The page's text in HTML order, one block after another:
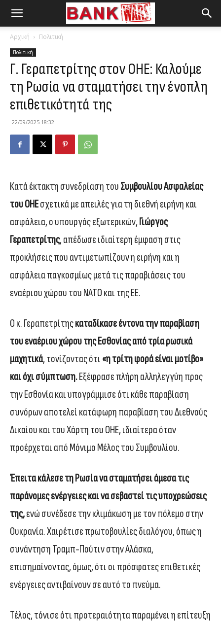
Αρχική Πολιτική
Πολιτική
Γ. Γεραπετρίτης στον ΟΗΕ: Καλούμε
τη Ρωσία να σταματήσει την ένοπλη
επιθετικότητά της
22/09/2025 18:32
Κατά έκτακτη συνεδρίαση του Συμβουλίου Ασφαλείας
του ΟΗΕσχετικά με απειλές για τη διεθνή ειρήνη και
ασφάλεια, ο υπουργός εξωτερικών, Γιώργος
Γεραπετρίτης, απέδωσε ιδιαίτερη έμφαση στις
προκλήσεις που αντιμετωπίζουν η ειρήνη και η
ασφάλεια παγκοσμίως μετά τις παραβιάσεις του
εναέριου χώρου του ΝΑΤΟ και της ΕΕ.
Ο κ. Γεραπετρίτηςκαταδίκασε έντονα τηνπαραβίαση
του εναέριου χώρου της Εσθονίαςαπό τρία ρωσικά
μαχητικά, τονίζοντας ότι «η τρίτη φορά είναι μοτίβο»
και όχι σύμπτωση.Εξέφρασε πλήρη αλληλεγγύη προς
την Εσθονία και υπογράμμισε ότι κάθε παραβίαση
συνόρων αποτελεί κατάφωρη παραβίαση του Διεθνούς
Δικαίου και του Χάρτη του ΟΗΕ, ιδιαίτερα όταν
προέρχεται από Μόνιμο Μέλος του Συμβουλίου.
Έπειτα κάλεσε τη Ρωσία να σταματήσει άμεσα τις
παράνομες ενέργειες και να σεβαστεί τις υποχρεώσεις
της,ενώ συνέδεσε την κλιμάκωση με τον πόλεμο στην
Ουκρανία. Χαιρέτισε πρωτοβουλίες διαλόγου, όπως η
συνάντηση Τραμπ-Πούτιν στην Αλάσκα,
επισημαίνοντας, όμως, ότι οι πρόσφατες επιθετικές
ενέργειες αντιβαίνουν σε αυτό το πνεύμα.
Τέλος, τόνισε ότι προτεραιότητα παραμένει η επίτευξη